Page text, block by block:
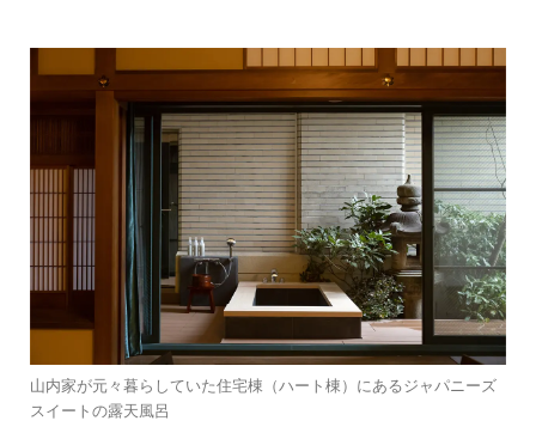
山内家が元々暮らしていた住宅棟（ハート棟）にあるジャパニーズ
スイートの露天風呂